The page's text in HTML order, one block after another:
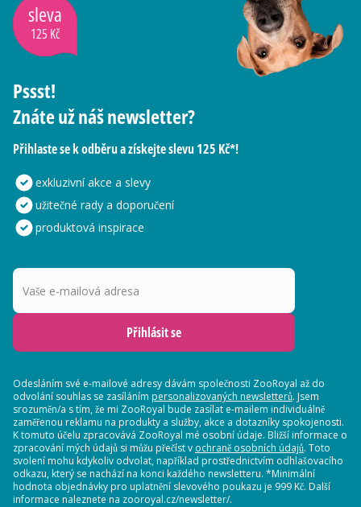
sleva
125 Kč
Pssst!
Znáte už náš newsletter?
Přihlaste se k odběru a získejte slevu 125 Kč*!
exkluzivní akce a slevy
užitečné rady a doporučení
produktová inspirace
Vaše e-mailová adresa
Přihlásit se
Odesláním své e-mailové adresy dávám společnosti ZooRoyal až do
odvolání souhlas se zasíláním personalizovaných newsletterů. Jsem
srozuměn/a s tím, že mi ZooRoyal bude zasílat e-mailem individuálně
zaměřenou reklamu na produkty a služby, akce a dotazníky spokojenosti.
K tomuto účelu zpracovává ZooRoyal mé osobní údaje. Bližší informace o
zpracování mých údajů si můžu přečíst v ochraně osobních údajů. Toto
svolení mohu kdykoliv odvolat, například prostřednictvím odhlašovacího
odkazu, který se nachází na konci každého newsletteru. *Minimální
hodnota objednávky pro uplatnění slevového poukazu je 999 Kč. Další
informace naleznete na zooroyal.cz/newsletter/.